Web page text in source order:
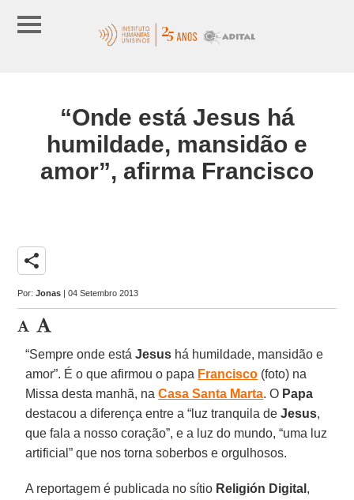
“Onde está Jesus há
humildade, mansidão e
amor”, afirma Francisco
share
Por:Jonas | 04 Setembro 2013
“Sempre onde estáJesus há humildade, mansidão e
amor”. É o que afirmou o papa Francisco (foto) na
Missa desta manhã, naCasa Santa Marta. O Papa
destacou a diferença entre a “luz tranquila deJesus,
que fala a nosso coração”, e a luz do mundo, “uma luz
artificial” que nos torna soberbos e orgulhosos.
A reportagem é publicada no sítio Religión Digital ,